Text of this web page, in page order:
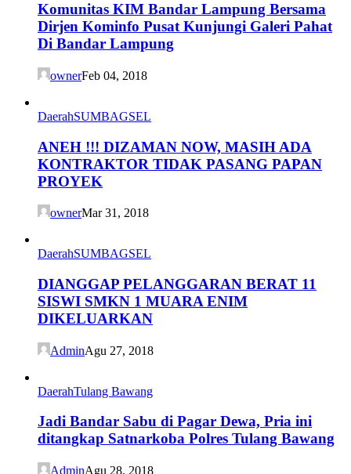
Komunitas KIM Bandar Lampung Bersama
Dirjen Kominfo Pusat Kunjungi Galeri Pahat
Di Bandar Lampung
ownerFeb 04, 2018
DaerahSUMBAGSEL
ANEH !!! DIZAMAN NOW, MASIH ADA
KONTRAKTOR TIDAK PASANG PAPAN
PROYEK
ownerMar 31, 2018
DaerahSUMBAGSEL
DIANGGAP PELANGGARAN BERAT 11
SISWI SMKN 1 MUARA ENIM
DIKELUARKAN
AdminAgu 27, 2018
DaerahTulang Bawang
Jadi Bandar Sabu di Pagar Dewa, Pria ini
ditangkap Satnarkoba Polres Tulang Bawang
AdminAgu 28, 2018